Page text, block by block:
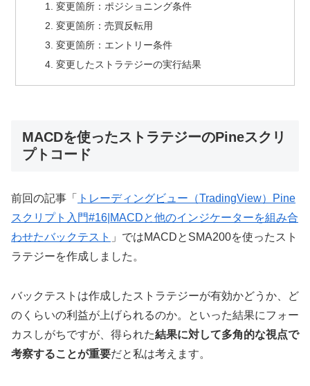
変更箇所：ポジショニング条件
変更箇所：売買反転用
変更箇所：エントリー条件
変更したストラテジーの実行結果
MACDを使ったストラテジーのPineスクリ
プトコード
前回の記事「
トレーディングビュー（TradingView）Pine
スクリプト入門#16|MACDと他のインジケーターを組み合
わせたバックテスト 」ではMACDとSMA200を使ったスト
ラテジーを作成しました。
バックテストは作成したストラテジーが有効かどうか、ど
のくらいの利益が上げられるのか。といった結果にフォー
カスしがちですが、得られた結果に対して多角的な視点で
考察することが重要だと私は考えます。